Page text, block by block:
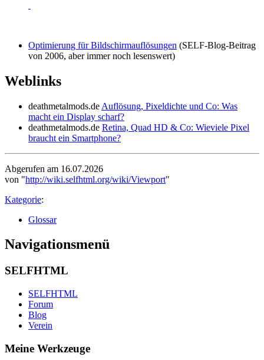
Optimierung für Bildschirmauflösungen (SELF-Blog-Beitrag
von 2006, aber immer noch lesenswert)
Weblinks
deathmetalmods.de Auflösung, Pixeldichte und Co: Was
macht ein Display scharf?
deathmetalmods.de Retina, Quad HD & Co: Wieviele Pixel
braucht ein Smartphone?
Abgerufen am 16.07.2026
von "http://wiki.selfhtml.org/wiki/Viewport"
Kategorie:
Glossar
Navigationsmenü
SELFHTML
SELFHTML
Forum
Blog
Verein
Meine Werkzeuge